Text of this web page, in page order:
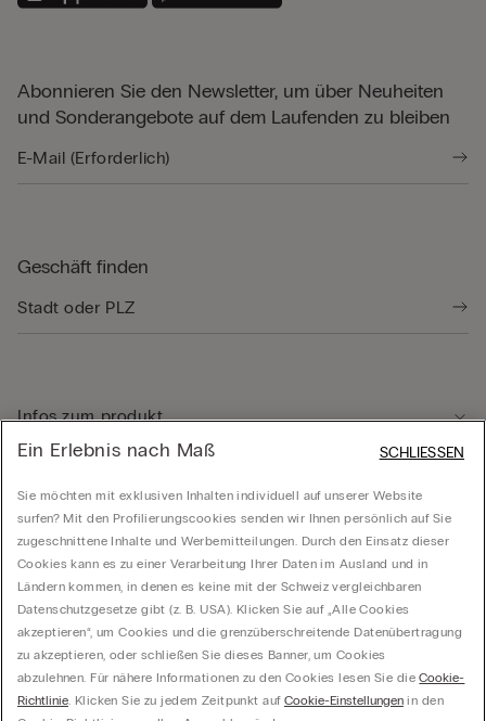
Abonnieren Sie den Newsletter, um über Neuheiten
und Sonderangebote auf dem Laufenden zu bleiben
Geschäft finden
Infos zum produkt
Rechtliche Hinweise
Unternehmen
Ein Erlebnis nach Maß
Sie möchten mit exklusiven Inhalten individuell auf unserer Website
surfen? Mit den Profilierungscookies senden wir Ihnen persönlich auf Sie
zugeschnittene Inhalte und Werbemitteilungen. Durch den Einsatz dieser
Cookies kann es zu einer Verarbeitung Ihrer Daten im Ausland und in
Ländern kommen, in denen es keine mit der Schweiz vergleichbaren
Datenschutzgesetze gibt (z. B. USA). Klicken Sie auf „Alle Cookies
akzeptieren“, um Cookies und die grenzüberschreitende Datenübertragung
zu akzeptieren, oder schließen Sie dieses Banner, um Cookies
abzulehnen. Für nähere Informationen zu den Cookies lesen Sie dieCookie-
Richtlinie. Klicken Sie zu jedem Zeitpunkt auf Cookie-Einstellungenin den
SCHLIESSEN